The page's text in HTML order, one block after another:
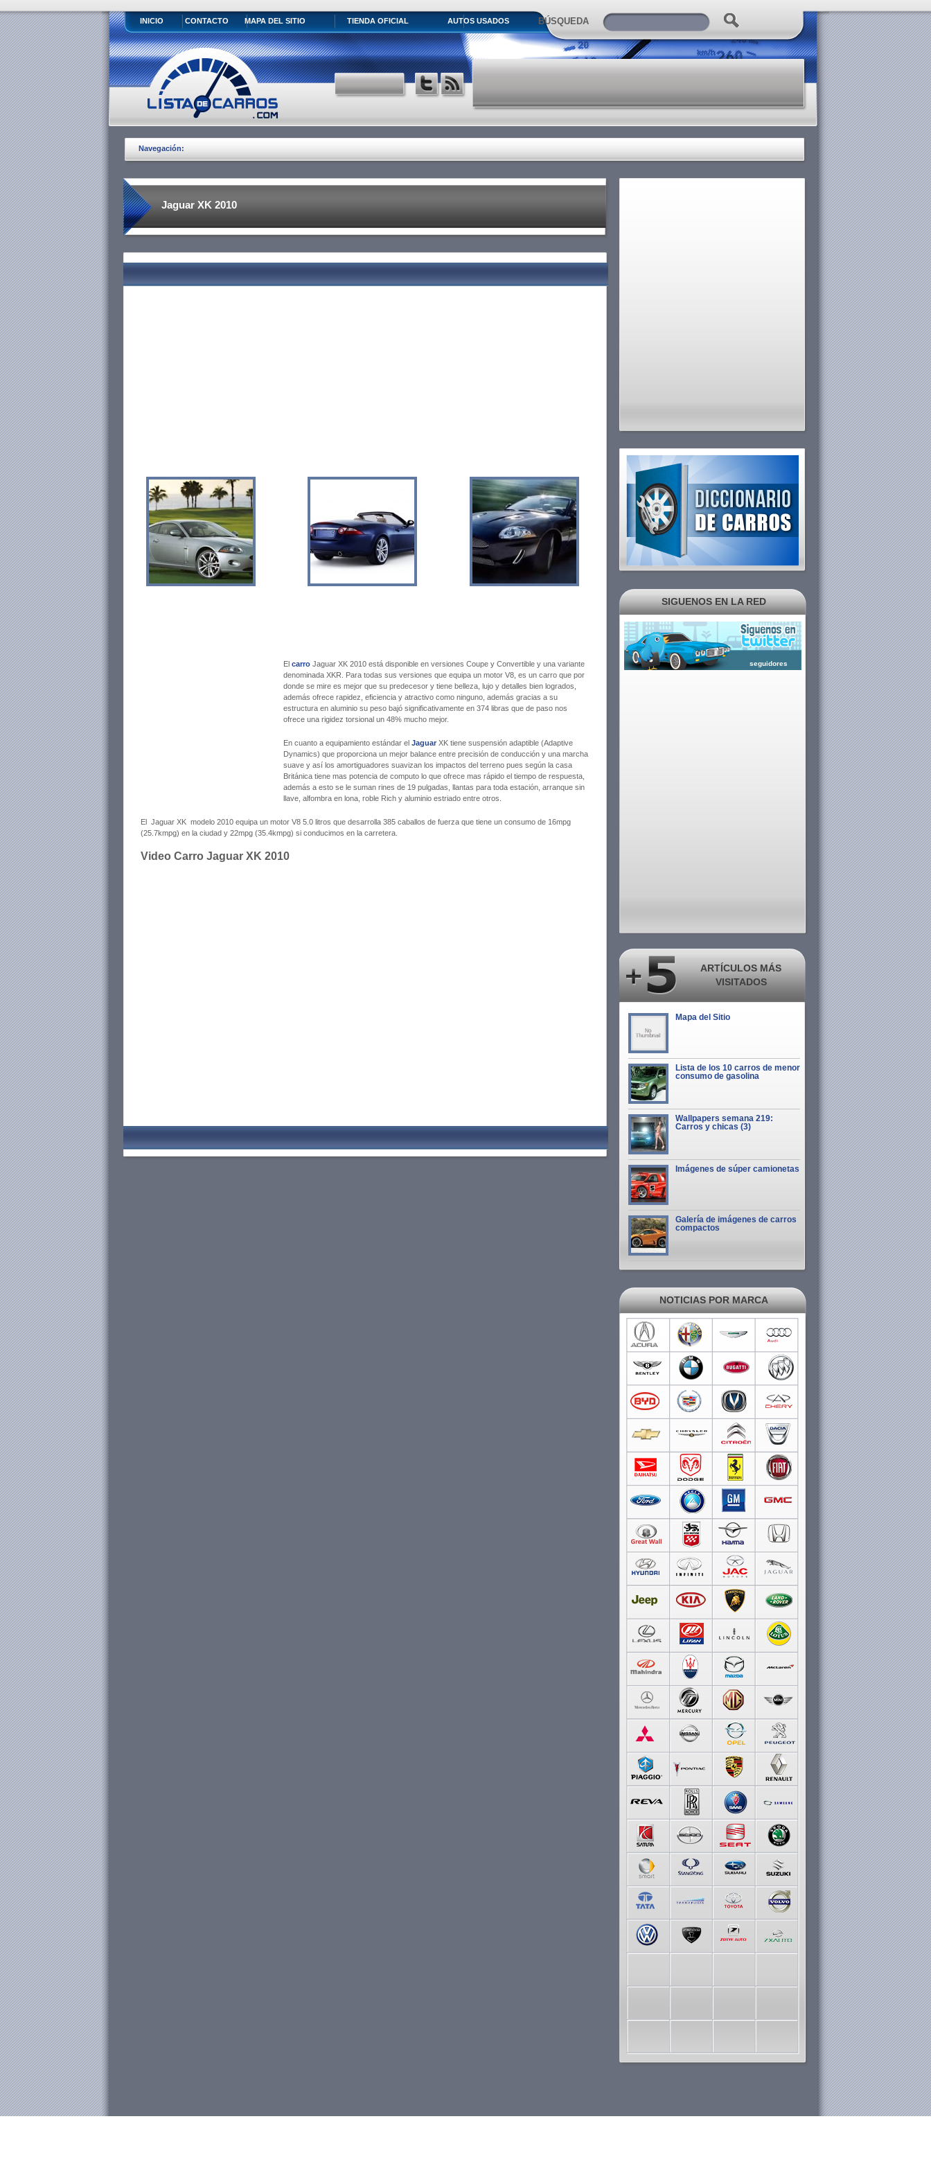
INICIO CONTACTO MAPA DEL SITIO TIENDA OFICIAL AUTOS USADOS BÚSQUEDA
Navegación:
Jaguar XK 2010
El carro Jaguar XK 2010 está disponible en versiones Coupe y Convertible y una variante
denominada XKR. Para todas sus versiones que equipa un motor V8, es un carro que por
donde se mire es mejor que su predecesor y tiene belleza, lujo y detalles bien logrados,
además ofrece rapidez, eficiencia y atractivo como ninguno, además gracias a su
estructura en aluminio su peso bajó significativamente en 374 libras que de paso nos
ofrece una rigidez torsional un 48% mucho mejor.
En cuanto a equipamiento estándar el Jaguar XK tiene suspensión adaptible (Adaptive
Dynamics) que proporciona un mejor balance entre precisión de conducción y una marcha
suave y así los amortiguadores suavizan los impactos del terreno pues según la casa
Británica tiene mas potencia de computo lo que ofrece mas rápido el tiempo de respuesta,
además a esto se le suman rines de 19 pulgadas, llantas para toda estación, arranque sin
llave, alfombra en lona, roble Rich y aluminio estriado entre otros.
El Jaguar XK modelo 2010 equipa un motor V8 5.0 litros que desarrolla 385 caballos de fuerza que tiene un consumo de 16mpg
(25.7kmpg) en la ciudad y 22mpg (35.4kmpg) si conducimos en la carretera.
Video Carro Jaguar XK 2010
SIGUENOS EN LA RED
seguidores
ARTÍCULOS MÁS
VISITADOS
Mapa del Sitio
Lista de los 10 carros de menor
consumo de gasolina
Wallpapers semana 219:
Carros y chicas (3)
Imágenes de súper camionetas
Galería de imágenes de carros
compactos
NOTICIAS POR MARCA